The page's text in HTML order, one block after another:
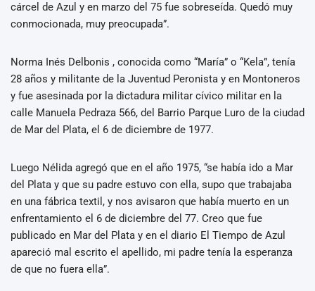
cárcel de Azul y en marzo del 75 fue sobreseída. Quedó muy
conmocionada, muy preocupada”.
Norma Inés Delbonis , conocida como “María” o “Kela”, tenía
28 años y militante de la Juventud Peronista y en Montoneros
y fue asesinada por la dictadura militar cívico militar en la
calle Manuela Pedraza 566, del Barrio Parque Luro de la ciudad
de Mar del Plata, el 6 de diciembre de 1977.
Luego Nélida agregó que en el año 1975, “se había ido a Mar
del Plata y que su padre estuvo con ella, supo que trabajaba
en una fábrica textil, y nos avisaron que había muerto en un
enfrentamiento el 6 de diciembre del 77. Creo que fue
publicado en Mar del Plata y en el diario El Tiempo de Azul
apareció mal escrito el apellido, mi padre tenía la esperanza
de que no fuera ella”.